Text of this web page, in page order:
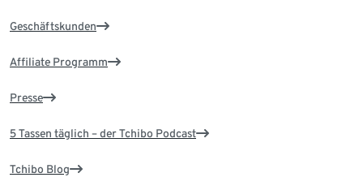
Geschäftskunden
Affiliate Programm
Presse
5 Tassen täglich – der Tchibo Podcast
Tchibo Blog